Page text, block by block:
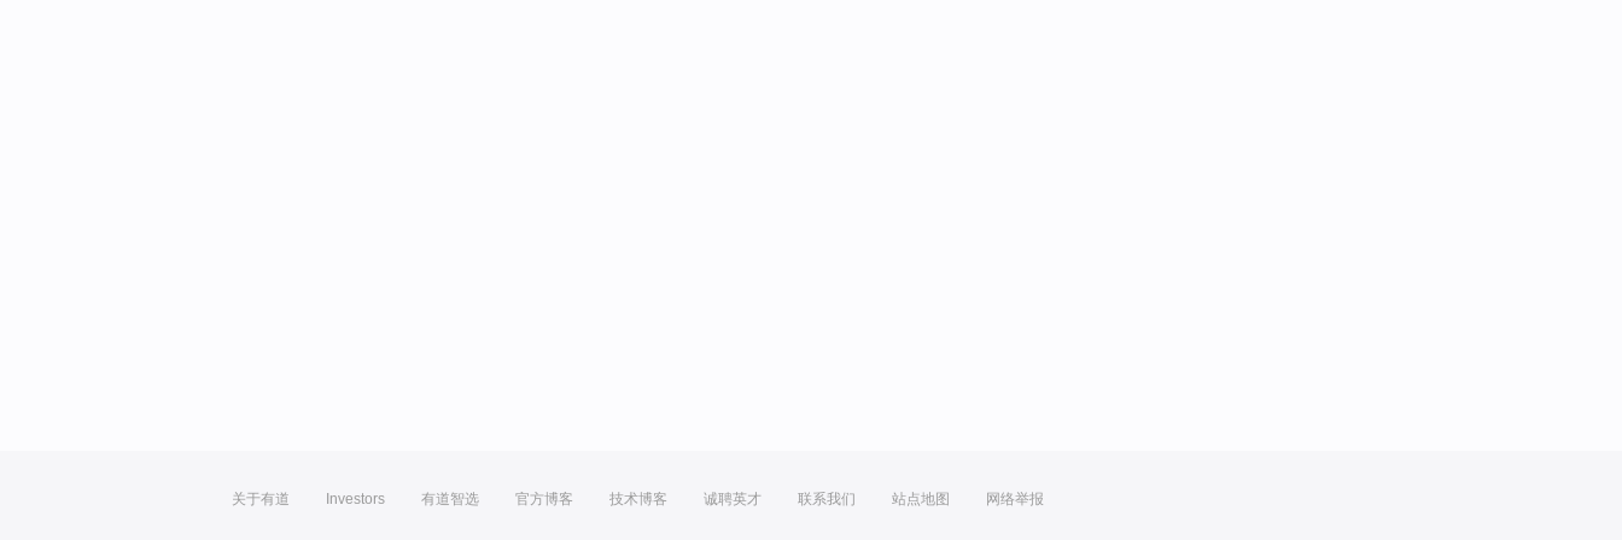
关于有道 Investors 有道智选 官方博客 技术博客 诚聘英才 联系我们 站点地图 网络举报